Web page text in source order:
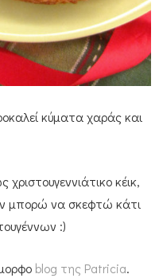
κύματα χαράς και
κέικ,
μπορώ να σκεφτώ κάτι
:)
blog της Patricia.